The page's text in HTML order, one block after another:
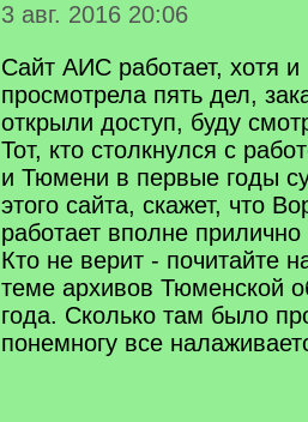
3 авг. 2016 20:06
Сайт АИС работает, хотя
просмотрела пять дел,
открыли доступ, буду
Тот, кто столкнулся с
и Тюмени в первые годы
этого сайта, скажет, что
работает вполне
Кто не верит - почитайте
теме архивов Тюменской
года. Сколько там было
понемногу все